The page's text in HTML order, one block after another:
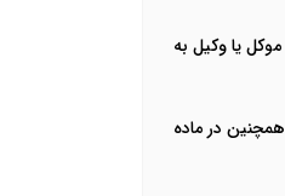
یا وکیل به
در ماده